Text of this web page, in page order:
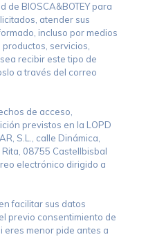
BIOSCA&BOTEY para
atender sus
incluso por medios
servicios,
recibir este tipo de
a través del correo
de acceso,
previstos en la LOPD
S.L., calle Dinámica,
08755 Castellbisbal
electrónico dirigido a
facilitar sus datos
previo consentimiento de
eres menor pide antes a